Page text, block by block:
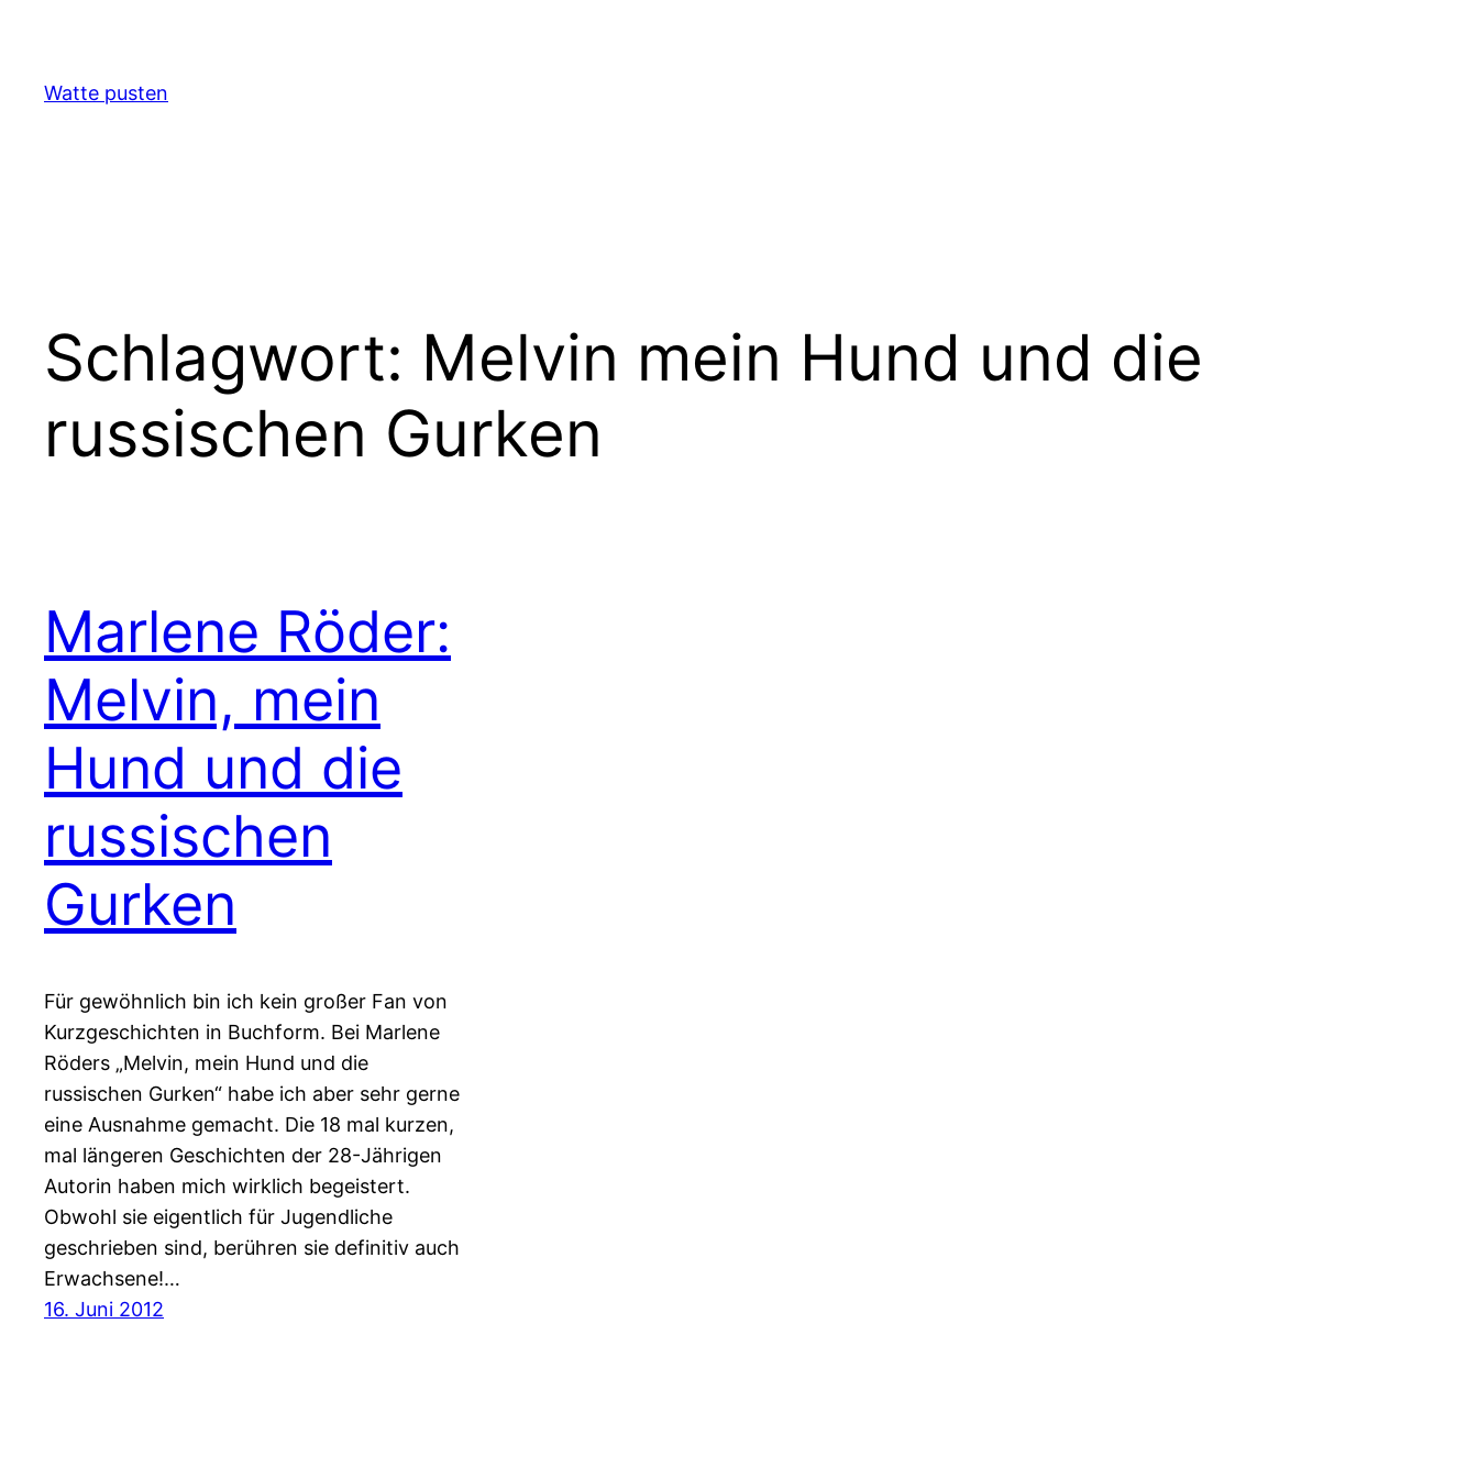
springen
Watte pusten
Schlagwort: Melvin mein Hund und die
russischen Gurken
Marlene Röder:
Melvin, mein
Hund und die
russischen
Gurken
Für gewöhnlich bin ich kein großer Fan von
Kurzgeschichten in Buchform. Bei Marlene
Röders „Melvin, mein Hund und die
russischen Gurken“ habe ich aber sehr gerne
eine Ausnahme gemacht. Die 18 mal kurzen,
mal längeren Geschichten der 28-Jährigen
Autorin haben mich wirklich begeistert.
Obwohl sie eigentlich für Jugendliche
geschrieben sind, berühren sie definitiv auch
Erwachsene!…
16. Juni 2012